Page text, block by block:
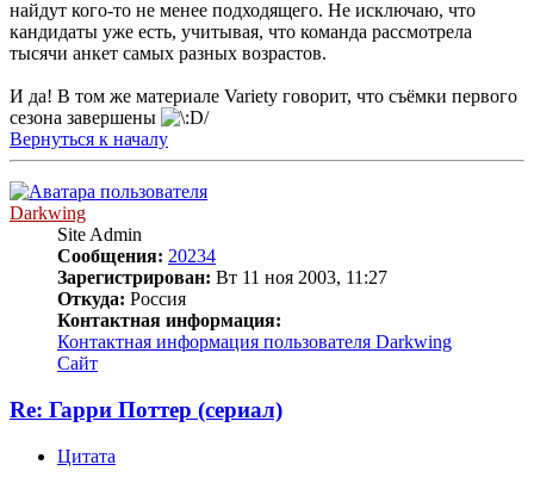
найдут кого-то не менее подходящего. Не исключаю, что
кандидаты уже есть, учитывая, что команда рассмотрела
тысячи анкет самых разных возрастов.
И да! В том же материале Variety говорит, что съёмки первого
сезона завершены
Вернуться к началу
Darkwing
Site Admin
Сообщения: 20234
Зарегистрирован: Вт 11 ноя 2003, 11:27
Откуда: Россия
Контактная информация:
Контактная информация пользователя Darkwing
Сайт
Re: Гарри Поттер (сериал)
Цитата